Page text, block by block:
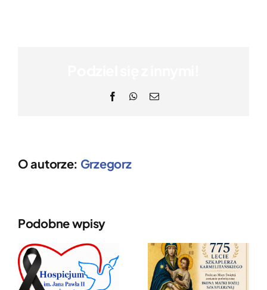
FacebookWhatsApp
Email
O autorze: Grzegorz
Podobne wpisy